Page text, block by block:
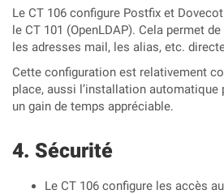
Le CT 106 configure Postfix et
le CT 101 (OpenLDAP). Cela permet
les adresses mail, les alias, etc.
Cette configuration est relativement
place, aussi l’installation automatique
un gain de temps appréciable.
Sécurité
Le CT 106 configure les accès